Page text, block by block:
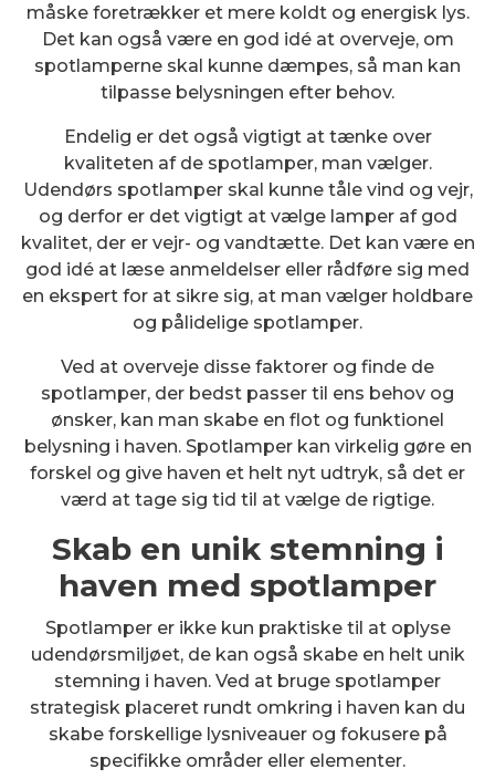
måske foretrækker et mere koldt og energisk lys.
Det kan også være en god idé at overveje, om
spotlamperne skal kunne dæmpes, så man kan
tilpasse belysningen efter behov.
Endelig er det også vigtigt at tænke over
kvaliteten af de spotlamper, man vælger.
Udendørs spotlamper skal kunne tåle vind og vejr,
og derfor er det vigtigt at vælge lamper af god
kvalitet, der er vejr- og vandtætte. Det kan være en
god idé at læse anmeldelser eller rådføre sig med
en ekspert for at sikre sig, at man vælger holdbare
og pålidelige spotlamper.
Ved at overveje disse faktorer og finde de
spotlamper, der bedst passer til ens behov og
ønsker, kan man skabe en flot og funktionel
belysning i haven. Spotlamper kan virkelig gøre en
forskel og give haven et helt nyt udtryk, så det er
værd at tage sig tid til at vælge de rigtige.
Skab en unik stemning i
haven med spotlamper
Spotlamper er ikke kun praktiske til at oplyse
udendørsmiljøet, de kan også skabe en helt unik
stemning i haven. Ved at bruge spotlamper
strategisk placeret rundt omkring i haven kan du
skabe forskellige lysniveauer og fokusere på
specifikke områder eller elementer.